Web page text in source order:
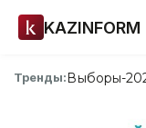
KAZINFORM
Тренды:Выборы-